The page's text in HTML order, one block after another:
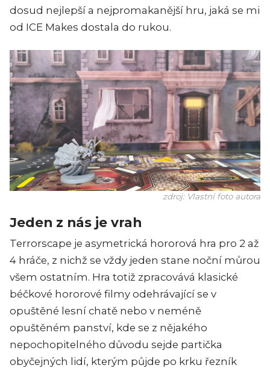
dosud nejlepší a nejpromakanější hru, jaká se mi
od ICE Makes dostala do rukou.
zdroj: Vlastní foto autora
Jeden z nás je vrah
Terrorscape je asymetrická hororová hra pro 2 až
4 hráče, z nichž se vždy jeden stane noční můrou
všem ostatním. Hra totiž zpracovává klasické
béčkové hororové filmy odehrávající se v
opuštěné lesní chatě nebo v neméně
opuštěném panství, kde se z nějakého
nepochopitelného důvodu sejde partička
obyčejných lidí, kterým půjde po krku řezník